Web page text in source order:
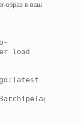
образ в ваш
load